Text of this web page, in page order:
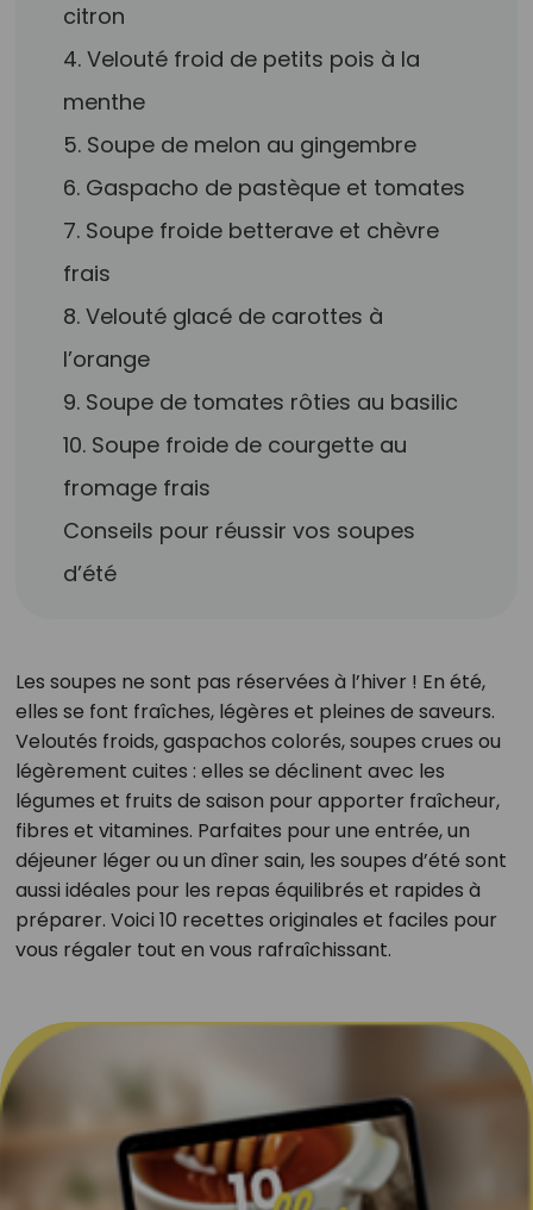
citron
4. Velouté froid de petits pois à la
menthe
5. Soupe de melon au gingembre
6. Gaspacho de pastèque et tomates
7. Soupe froide betterave et chèvre
frais
8. Velouté glacé de carottes à
l’orange
9. Soupe de tomates rôties au basilic
10. Soupe froide de courgette au
fromage frais
Conseils pour réussir vos soupes
d’été
Les soupes ne sont pas réservées à l’hiver ! En été,
elles se font fraîches, légères et pleines de saveurs.
Veloutés froids, gaspachos colorés, soupes crues ou
légèrement cuites : elles se déclinent avec les
légumes et fruits de saison pour apporter fraîcheur,
fibres et vitamines. Parfaites pour une entrée, un
déjeuner léger ou un dîner sain, les soupes d’été sont
aussi idéales pour les repas équilibrés et rapides à
préparer. Voici 10 recettes originales et faciles pour
vous régaler tout en vous rafraîchissant.